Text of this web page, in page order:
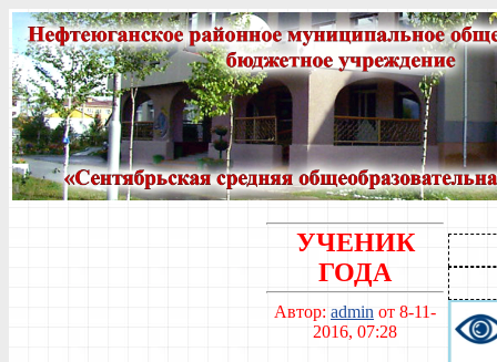
УЧЕНИК
ГОДА
Автор: admin от 8-11-
2016, 07:28